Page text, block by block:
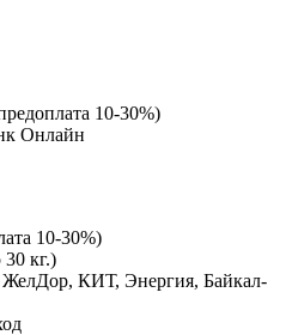
10-30%)
Онлайн
10-30%)
кг.)
КИТ, Энергия, Байкал-